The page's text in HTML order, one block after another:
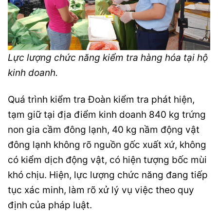
Lực lượng chức năng kiểm tra hàng hóa tại hộ
kinh doanh.
Quá trình kiểm tra Đoàn kiểm tra phát hiện,
tạm giữ tại địa điểm kinh doanh 840 kg trứng
non gia cầm đông lạnh, 40 kg nầm động vật
đông lạnh không rõ nguồn gốc xuất xứ, không
có kiểm dịch động vật, có hiện tượng bốc mùi
khó chịu. Hiện, lực lượng chức năng đang tiếp
tục xác minh, làm rõ xử lý vụ việc theo quy
định của pháp luật.